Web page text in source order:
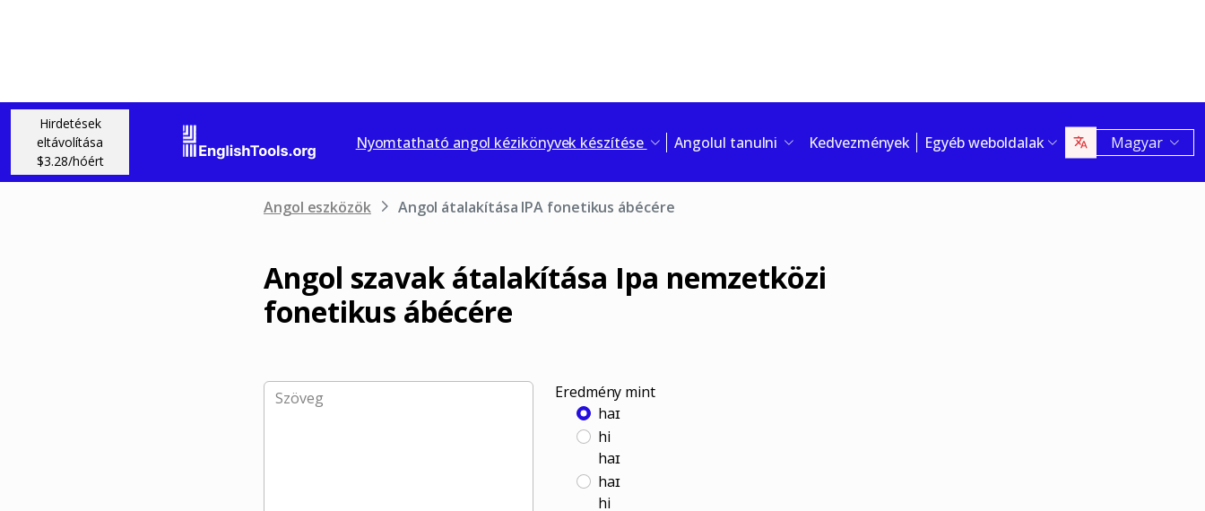
Hirdetések
eltávolítása
$3.28/hóért
Nyomtatható angol kézikönyvek készítése Angolul tanulni Kedvezmények Egyéb weboldalak Magyar
Angol eszközök Angol átalakítása IPA fonetikus ábécére
Angol szavak átalakítása Ipa nemzetközi
fonetikus ábécére
Eredmény mint
haɪ
hi
haɪ
haɪ
hi